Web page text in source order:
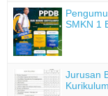
SMKN 1
Jurusan